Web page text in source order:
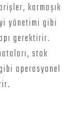
karmaşık
yönetimi gibi
gerektirir.
stok
operasyonel